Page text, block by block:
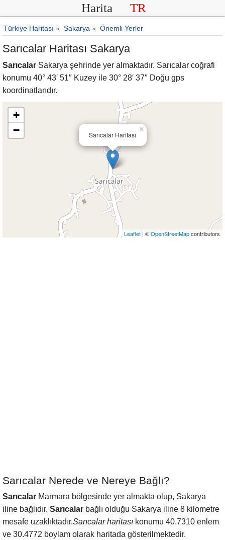
Harita TR
Türkiye Haritası » Sakarya » Önemli Yerler
Sarıcalar Haritası Sakarya
Sarıcalar Sakarya şehrinde yer almaktadır. Sarıcalar coğrafi
konumu 40° 43′ 51″ Kuzey ile 30° 28′ 37″ Doğu gps
koordinatlarıdır.
Sarıcalar Haritası
×
+
−
Leaflet | ©OpenStreetMapcontributors
Sarıcalar Nerede ve Nereye Bağlı?
Sarıcalar Marmara bölgesinde yer almakta olup, Sakarya
iline bağlıdır. Sarıcalar bağlı olduğu Sakarya iline 8 kilometre
mesafe uzaklıktadır.Sarıcalar haritası konumu 40.7310 enlem
ve 30.4772 boylam olarak haritada gösterilmektedir.